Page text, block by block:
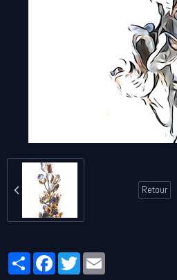
Retour
PartagerFacebookTwitter